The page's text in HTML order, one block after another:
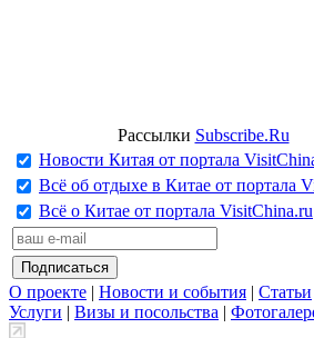
Рассылки Subscribe.Ru
Новости Китая от портала
Всё об отдыхе в Китае от портала
Всё о Китае от портала VisitChina.ru
О проекте | Новости и события | Статьи
Услуги | Визы и посольства |